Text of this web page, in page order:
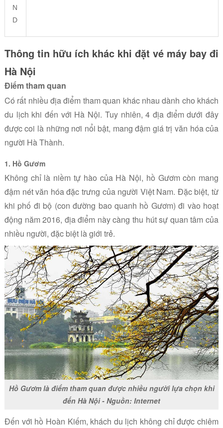
N
D
Thông tin hữu ích khác khi đặt vé máy bay đi
Hà Nội
Điểm tham quan
Có rất nhiều địa điểm tham quan khác nhau dành cho khách
du lịch khi đến với Hà Nội. Tuy nhiên, 4 địa điểm dưới đây
được coi là những nơi nổi bật, mang đậm giá trị văn hóa của
người Hà Thành.
1. Hồ Gươm
Không chỉ là niềm tự hào của Hà Nội, hồ Gươm còn mang
đậm nét văn hóa đặc trưng của người Việt Nam. Đặc biệt, từ
khi phố đi bộ (con đường bao quanh hồ Gươm) đi vào hoạt
động năm 2016, địa điểm này càng thu hút sự quan tâm của
nhiều người, đặc biệt là giới trẻ.
Hồ Gươm là điểm tham quan được nhiều người lựa chọn khi
đến Hà Nội - Nguồn: Internet
Đến với hồ Hoàn Kiếm, khách du lịch không chỉ được chiêm